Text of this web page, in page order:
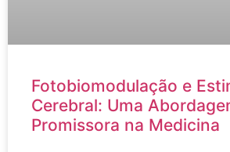
Fotobiomodulação e
Cerebral: Uma
Promissora na Medicina